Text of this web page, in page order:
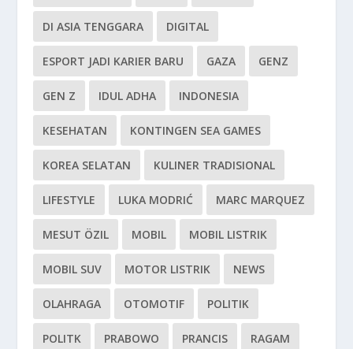
DI ASIA TENGGARA DIGITAL
ESPORT JADI KARIER BARU GAZA GENZ
GEN Z IDUL ADHA INDONESIA
KESEHATAN KONTINGEN SEA GAMES
KOREA SELATAN KULINER TRADISIONAL
LIFESTYLE LUKA MODRIĆ MARC MARQUEZ
MESUT ÖZIL MOBIL MOBIL LISTRIK
MOBIL SUV MOTOR LISTRIK NEWS
OLAHRAGA OTOMOTIF POLITIK
POLITK PRABOWO PRANCIS RAGAM